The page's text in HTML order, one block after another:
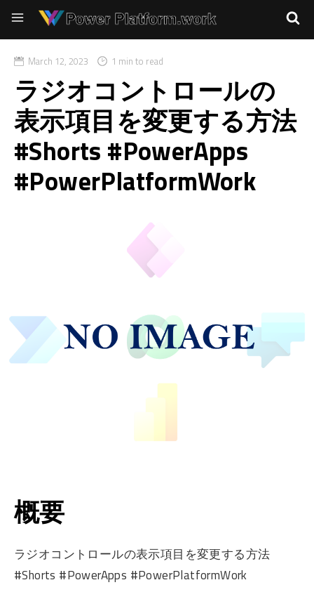
March 12, 2023 1 min to read
ラジオコントロールの
表示項目を変更する方法
#Shorts #PowerApps
#PowerPlatformWork
概要
ラジオコントロールの表示項目を変更する方法
#Shorts #PowerApps #PowerPlatformWork